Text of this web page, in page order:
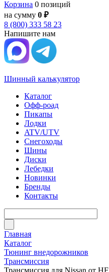
Корзина 0 позиций
на сумму 0 ₽
8 (800) 333 58 23
Напишите нам
Шинный калькулятор
Каталог
Офф-роад
Пикапы
Лодки
ATV/UTV
Снегоходы
Шины
Диски
Лебедки
Новинки
Бренды
Контакты
Главная
Каталог
Тюнинг внедорожников
Трансмиссия
Трансмиссия для Nissan от HF